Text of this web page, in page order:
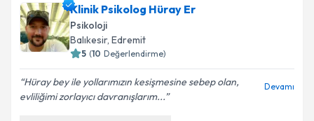
Klinik Psikolog Hüray Er
Psikoloji
Balıkesir, Edremit
5 (10 Değerlendirme)
Hüray bey ile yollarımızın kesişmesine sebep olan,
evliliğimi zorlayıcı davranışlarım...
Devamı